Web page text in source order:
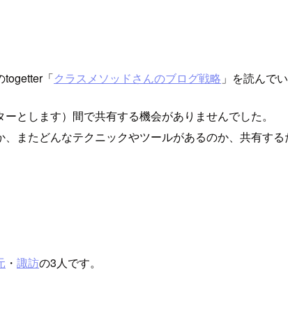
togetter「クラスメソッドさんのブログ戦略 」を読んで
とします）間で共有する機会がありませんでした。
またどんなテクニックやツールがあるのか、共有する
・ 諏訪の3人です。